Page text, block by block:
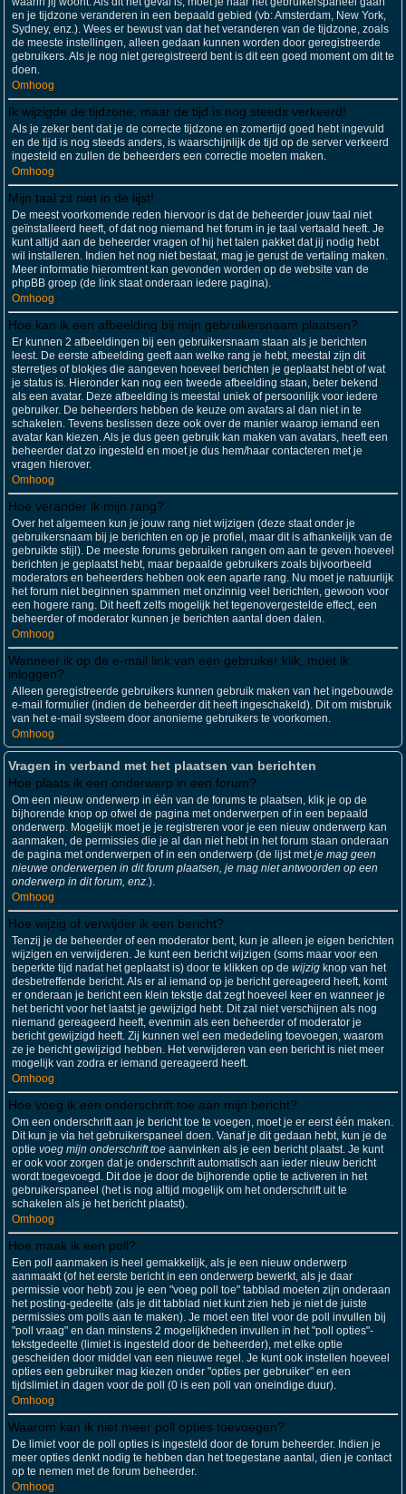
en je tijdzone veranderen in een bepaald gebied (vb: Amsterdam, New York,
Sydney, enz.). Wees er bewust van dat het veranderen van de tijdzone, zoals
de meeste instellingen, alleen gedaan kunnen worden door geregistreerde
gebruikers. Als je nog niet geregistreerd bent is dit een goed moment om dit te
doen.
Omhoog
Ik wijzigde de tijdzone, maar de tijd is nog steeds verkeerd!
Als je zeker bent dat je de correcte tijdzone en zomertijd goed hebt ingevuld
en de tijd is nog steeds anders, is waarschijnlijk de tijd op de server verkeerd
ingesteld en zullen de beheerders een correctie moeten maken.
Omhoog
Mijn taal zit niet in de lijst!
De meest voorkomende reden hiervoor is dat de beheerder jouw taal niet
geïnstalleerd heeft, of dat nog niemand het forum in je taal vertaald heeft. Je
kunt altijd aan de beheerder vragen of hij het talen pakket dat jij nodig hebt
wil installeren. Indien het nog niet bestaat, mag je gerust de vertaling maken.
Meer informatie hieromtrent kan gevonden worden op de website van de
phpBB groep (de link staat onderaan iedere pagina).
Omhoog
Hoe kan ik een afbeelding bij mijn gebruikersnaam plaatsen?
Er kunnen 2 afbeeldingen bij een gebruikersnaam staan als je berichten
leest. De eerste afbeelding geeft aan welke rang je hebt, meestal zijn dit
sterretjes of blokjes die aangeven hoeveel berichten je geplaatst hebt of wat
je status is. Hieronder kan nog een tweede afbeelding staan, beter bekend
als een avatar. Deze afbeelding is meestal uniek of persoonlijk voor iedere
gebruiker. De beheerders hebben de keuze om avatars al dan niet in te
schakelen. Tevens beslissen deze ook over de manier waarop iemand een
avatar kan kiezen. Als je dus geen gebruik kan maken van avatars, heeft een
beheerder dat zo ingesteld en moet je dus hem/haar contacteren met je
vragen hierover.
Omhoog
Hoe verander ik mijn rang?
Over het algemeen kun je jouw rang niet wijzigen (deze staat onder je
gebruikersnaam bij je berichten en op je profiel, maar dit is afhankelijk van de
gebruikte stijl). De meeste forums gebruiken rangen om aan te geven hoeveel
berichten je geplaatst hebt, maar bepaalde gebruikers zoals bijvoorbeeld
moderators en beheerders hebben ook een aparte rang. Nu moet je natuurlijk
het forum niet beginnen spammen met onzinnig veel berichten, gewoon voor
een hogere rang. Dit heeft zelfs mogelijk het tegenovergestelde effect, een
beheerder of moderator kunnen je berichten aantal doen dalen.
Omhoog
Wanneer ik op de e-mail link van een gebruiker klik, moet ik
inloggen?
Alleen geregistreerde gebruikers kunnen gebruik maken van het ingebouwde
e-mail formulier (indien de beheerder dit heeft ingeschakeld). Dit om misbruik
van het e-mail systeem door anonieme gebruikers te voorkomen.
Omhoog
Vragen in verband met het plaatsen van berichten
Hoe plaats ik een onderwerp in een forum?
Om een nieuw onderwerp in één van de forums te plaatsen, klik je op de
bijhorende knop op ofwel de pagina met onderwerpen of in een bepaald
onderwerp. Mogelijk moet je je registreren voor je een nieuw onderwerp kan
aanmaken, de permissies die je al dan niet hebt in het forum staan onderaan
de pagina met onderwerpen of in een onderwerp (de lijst metje mag geen
nieuwe onderwerpen in dit forum plaatsen, je mag niet antwoorden op een
onderwerp in dit forum, enz.).
Omhoog
Hoe wijzig of verwijder ik een bericht?
Tenzij je de beheerder of een moderator bent, kun je alleen je eigen berichten
wijzigen en verwijderen. Je kunt een bericht wijzigen (soms maar voor een
beperkte tijd nadat het geplaatst is) door te klikken op de wijzig knop van het
desbetreffende bericht. Als er al iemand op je bericht gereageerd heeft, komt
er onderaan je bericht een klein tekstje dat zegt hoeveel keer en wanneer je
het bericht voor het laatst je gewijzigd hebt. Dit zal niet verschijnen als nog
niemand gereageerd heeft, evenmin als een beheerder of moderator je
bericht gewijzigd heeft. Zij kunnen wel een mededeling toevoegen, waarom
ze je bericht gewijzigd hebben. Het verwijderen van een bericht is niet meer
mogelijk van zodra er iemand gereageerd heeft.
Omhoog
Hoe voeg ik een onderschrift toe aan mijn bericht?
Om een onderschrift aan je bericht toe te voegen, moet je er eerst één maken.
Dit kun je via het gebruikerspaneel doen. Vanaf je dit gedaan hebt, kun je de
optie voeg mijn onderschrift toe aanvinken als je een bericht plaatst. Je kunt
er ook voor zorgen dat je onderschrift automatisch aan ieder nieuw bericht
wordt toegevoegd. Dit doe je door de bijhorende optie te activeren in het
gebruikerspaneel (het is nog altijd mogelijk om het onderschrift uit te
schakelen als je het bericht plaatst).
Omhoog
Hoe maak ik een poll?
Een poll aanmaken is heel gemakkelijk, als je een nieuw onderwerp
aanmaakt (of het eerste bericht in een onderwerp bewerkt, als je daar
permissie voor hebt) zou je een "voeg poll toe" tabblad moeten zijn onderaan
het posting-gedeelte (als je dit tabblad niet kunt zien heb je niet de juiste
permissies om polls aan te maken). Je moet een titel voor de poll invullen bij
"poll vraag" en dan minstens 2 mogelijkheden invullen in het "poll opties"-
tekstgedeelte (limiet is ingesteld door de beheerder), met elke optie
gescheiden door middel van een nieuwe regel. Je kunt ook instellen hoeveel
opties een gebruiker mag kiezen onder "opties per gebruiker" en een
tijdslimiet in dagen voor de poll (0 is een poll van oneindige duur).
Omhoog
Waarom kan ik niet meer poll opties toevoegen?
De limiet voor de poll opties is ingesteld door de forum beheerder. Indien je
meer opties denkt nodig te hebben dan het toegestane aantal, dien je contact
op te nemen met de forum beheerder.
Omhoog